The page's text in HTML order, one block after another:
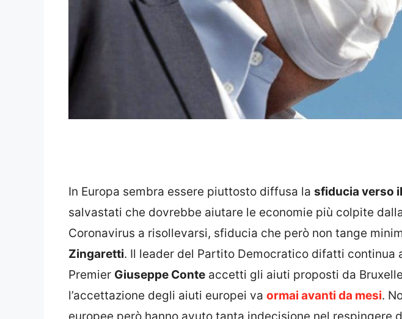
In Europa sembra essere piuttosto diffusa la sfiducia verso
salvastati che dovrebbe aiutare le economie più colpite
Coronavirus a risollevarsi, sfiducia che però non tange
Zingaretti. Il leader del Partito Democratico difatti continua
Premier Giuseppe Conte accetti gli aiuti proposti da
l’accettazione degli aiuti europei va ormai avanti da mesi.
europee però hanno avuto tanta indecisione nel respingere